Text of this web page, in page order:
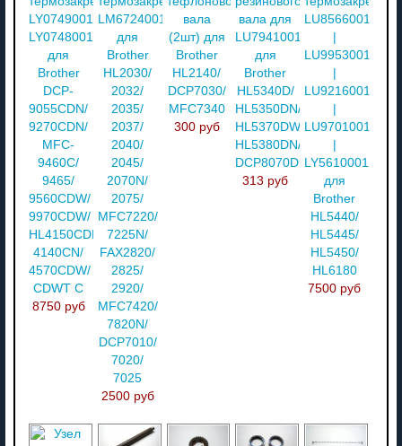
LY0749001
LY0748001
для
Brother
DCP-
9055CDN/
9270CDN/
MFC-
9460C/
9465/
9560CDW/
9970CDW/
HL4150CDN/
4140CN/
4570CDW/
CDWT С
8750 руб
LM6724001
для
Brother
HL2030/
2032/
2035/
2037/
2040/
2045/
2070N/
2075/
MFC7220/
7225N/
FAX2820/
2825/
2920/
MFC7420/
7820N/
DCP7010/
7020/
7025
2500 руб
вала
(2шт) для
Brother
HL2140/
DCP7030/
MFC7340
300 руб
вала для
LU7941001
для
Brother
HL5340D/
HL5350DN/
HL5370DW/
HL5380DN/
DCP8070D
313 руб
LU8566001
LU9953001
LU9216001
LU9701001
LY5610001
для
Brother
HL5440/
HL5445/
HL5450/
HL6180
7500 руб